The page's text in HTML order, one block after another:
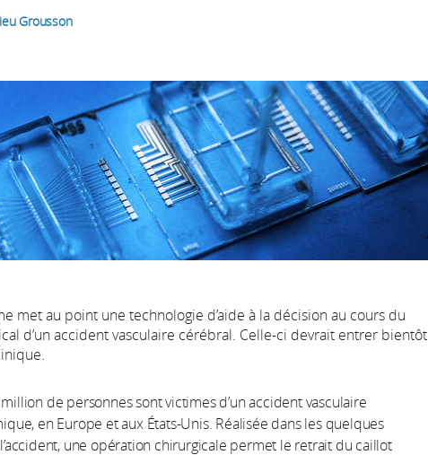
Grousson
met au point une technologie d’aide à la décision au cours du
d’un accident vasculaire cérébral. Celle-ci devrait entrer bientôt
de personnes sont victimes d’un accident vasculaire
en Europe et aux États-Unis. Réalisée dans les quelques
une opération chirurgicale permet le retrait du caillot